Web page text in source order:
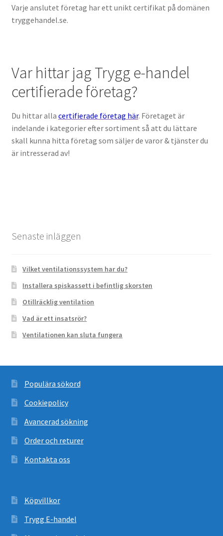
Varje anslutet företag har ett unikt certifikat på domänen
tryggehandel.se.
Var hittar jag Trygg e-handel
certifierade företag?
Du hittar alla certifierade företag här. Företaget är
indelande i kategorier efter sortiment så att du lättare
skall kunna hitta företag som säljer de varor & tjänster du
är intresserad av!
Senaste inläggen
Vilket ventilationssystem har du?
Installera spiskassett i befintlig skorsten
Otillräcklig ventilation
Vad är ett insatsrör?
Ventilationen kan sluta fungera
Populära sökord
Cookiepolicy
Avancerad sökning
Order och returer
Kontakta oss
Köpvillkor
Trygg E-handel